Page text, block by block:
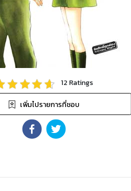
12 Ratings
เพิ่มไปรายการที่ชอบ